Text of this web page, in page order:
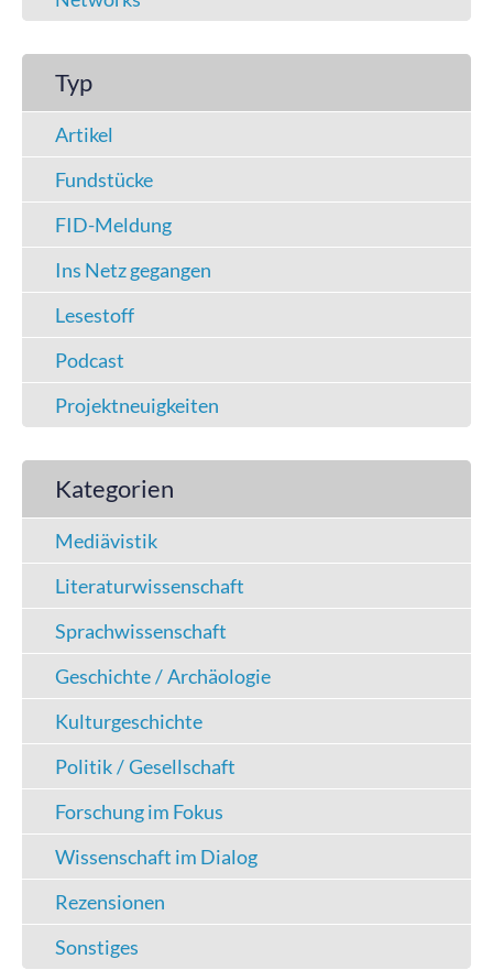
Typ
Artikel
Fundstücke
FID-Meldung
Ins Netz gegangen
Lesestoff
Podcast
Projektneuigkeiten
Kategorien
Mediävistik
Literaturwissenschaft
Sprachwissenschaft
Geschichte / Archäologie
Kulturgeschichte
Politik / Gesellschaft
Forschung im Fokus
Wissenschaft im Dialog
Rezensionen
Sonstiges